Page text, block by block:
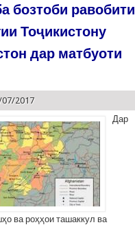
бозтоби равобити
Тоҷикистону
дар матбуоти
2017
Дар
ва роҳҳои ташаккул ва